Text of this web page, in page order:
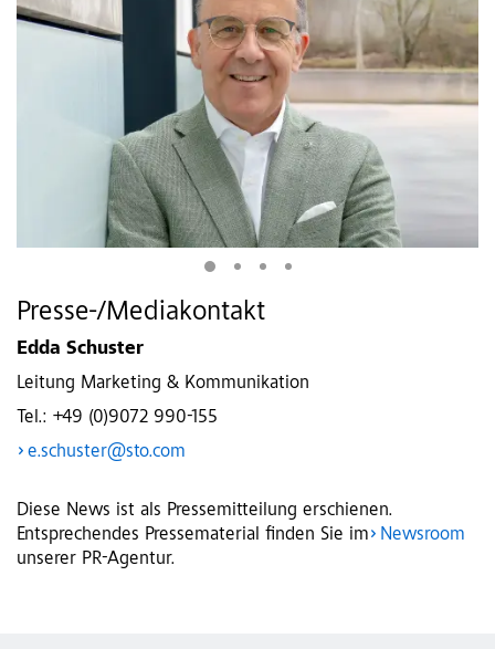
Presse-/Mediakontakt
Edda Schuster
Leitung Marketing & Kommunikation
Tel.: +49 (0)9072 990-155
e.schuster@sto.com
Diese News ist als Pressemitteilung erschienen.
Entsprechendes Pressematerial finden Sie im
Newsroom
unserer PR-Agentur.